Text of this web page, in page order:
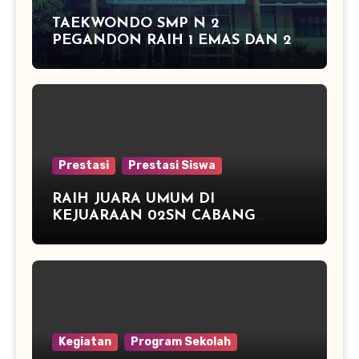
TAEKWONDO SMP N 2
PEGANDON RAIH 1 EMAS DAN 2
PERAK DI KAPOLRES CUP
KENDAL 2016
Prestasi Prestasi Siswa
RAIH JUARA UMUM DI
KEJUARAAN 02SN CABANG
MEJA
Kegiatan Program Sekolah